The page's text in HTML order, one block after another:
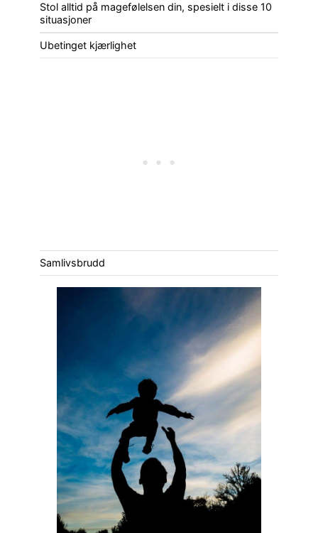
Stol alltid på magefølelsen din, spesielt i disse 10
situasjoner
Ubetinget kjærlighet
Samlivsbrudd